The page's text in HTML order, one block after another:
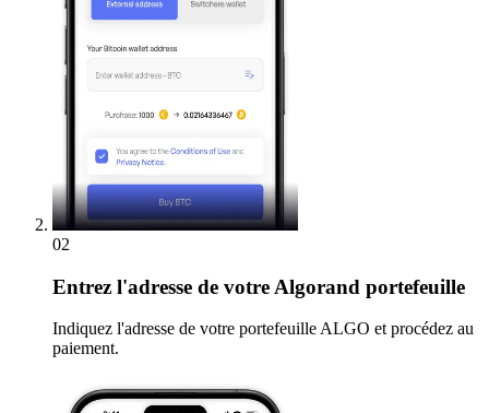
02
Entrez l'adresse de votre Algorand portefeuille
Indiquez l'adresse de votre portefeuille ALGO et procédez au
paiement.